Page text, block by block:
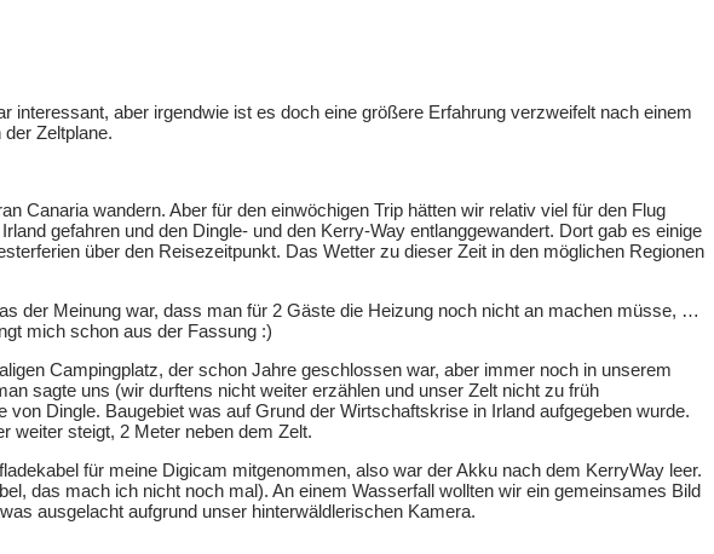
aber irgendwie ist es doch eine größere Erfahrung verzweifelt nach einem
Zeltplane.
Canaria wandern. Aber für den einwöchigen Trip hätten wir relativ viel für den Flug
gefahren und den Dingle- und den Kerry-Way entlanggewandert. Dort gab es einige
über den Reisezeitpunkt. Das Wetter zu dieser Zeit in den möglichen Regionen
der Meinung war, dass man für 2 Gäste die Heizung noch nicht an machen müsse, …
mich schon aus der Fassung :)
Campingplatz, der schon Jahre geschlossen war, aber immer noch in unserem
sagte uns (wir durftens nicht weiter erzählen und unser Zelt nicht zu früh
Dingle. Baugebiet was auf Grund der Wirtschaftskrise in Irland aufgegeben wurde.
weiter steigt, 2 Meter neben dem Zelt.
für meine Digicam mitgenommen, also war der Akku nach dem KerryWay leer.
das mach ich nicht noch mal). An einem Wasserfall wollten wir ein gemeinsames Bild
ausgelacht aufgrund unser hinterwäldlerischen Kamera.